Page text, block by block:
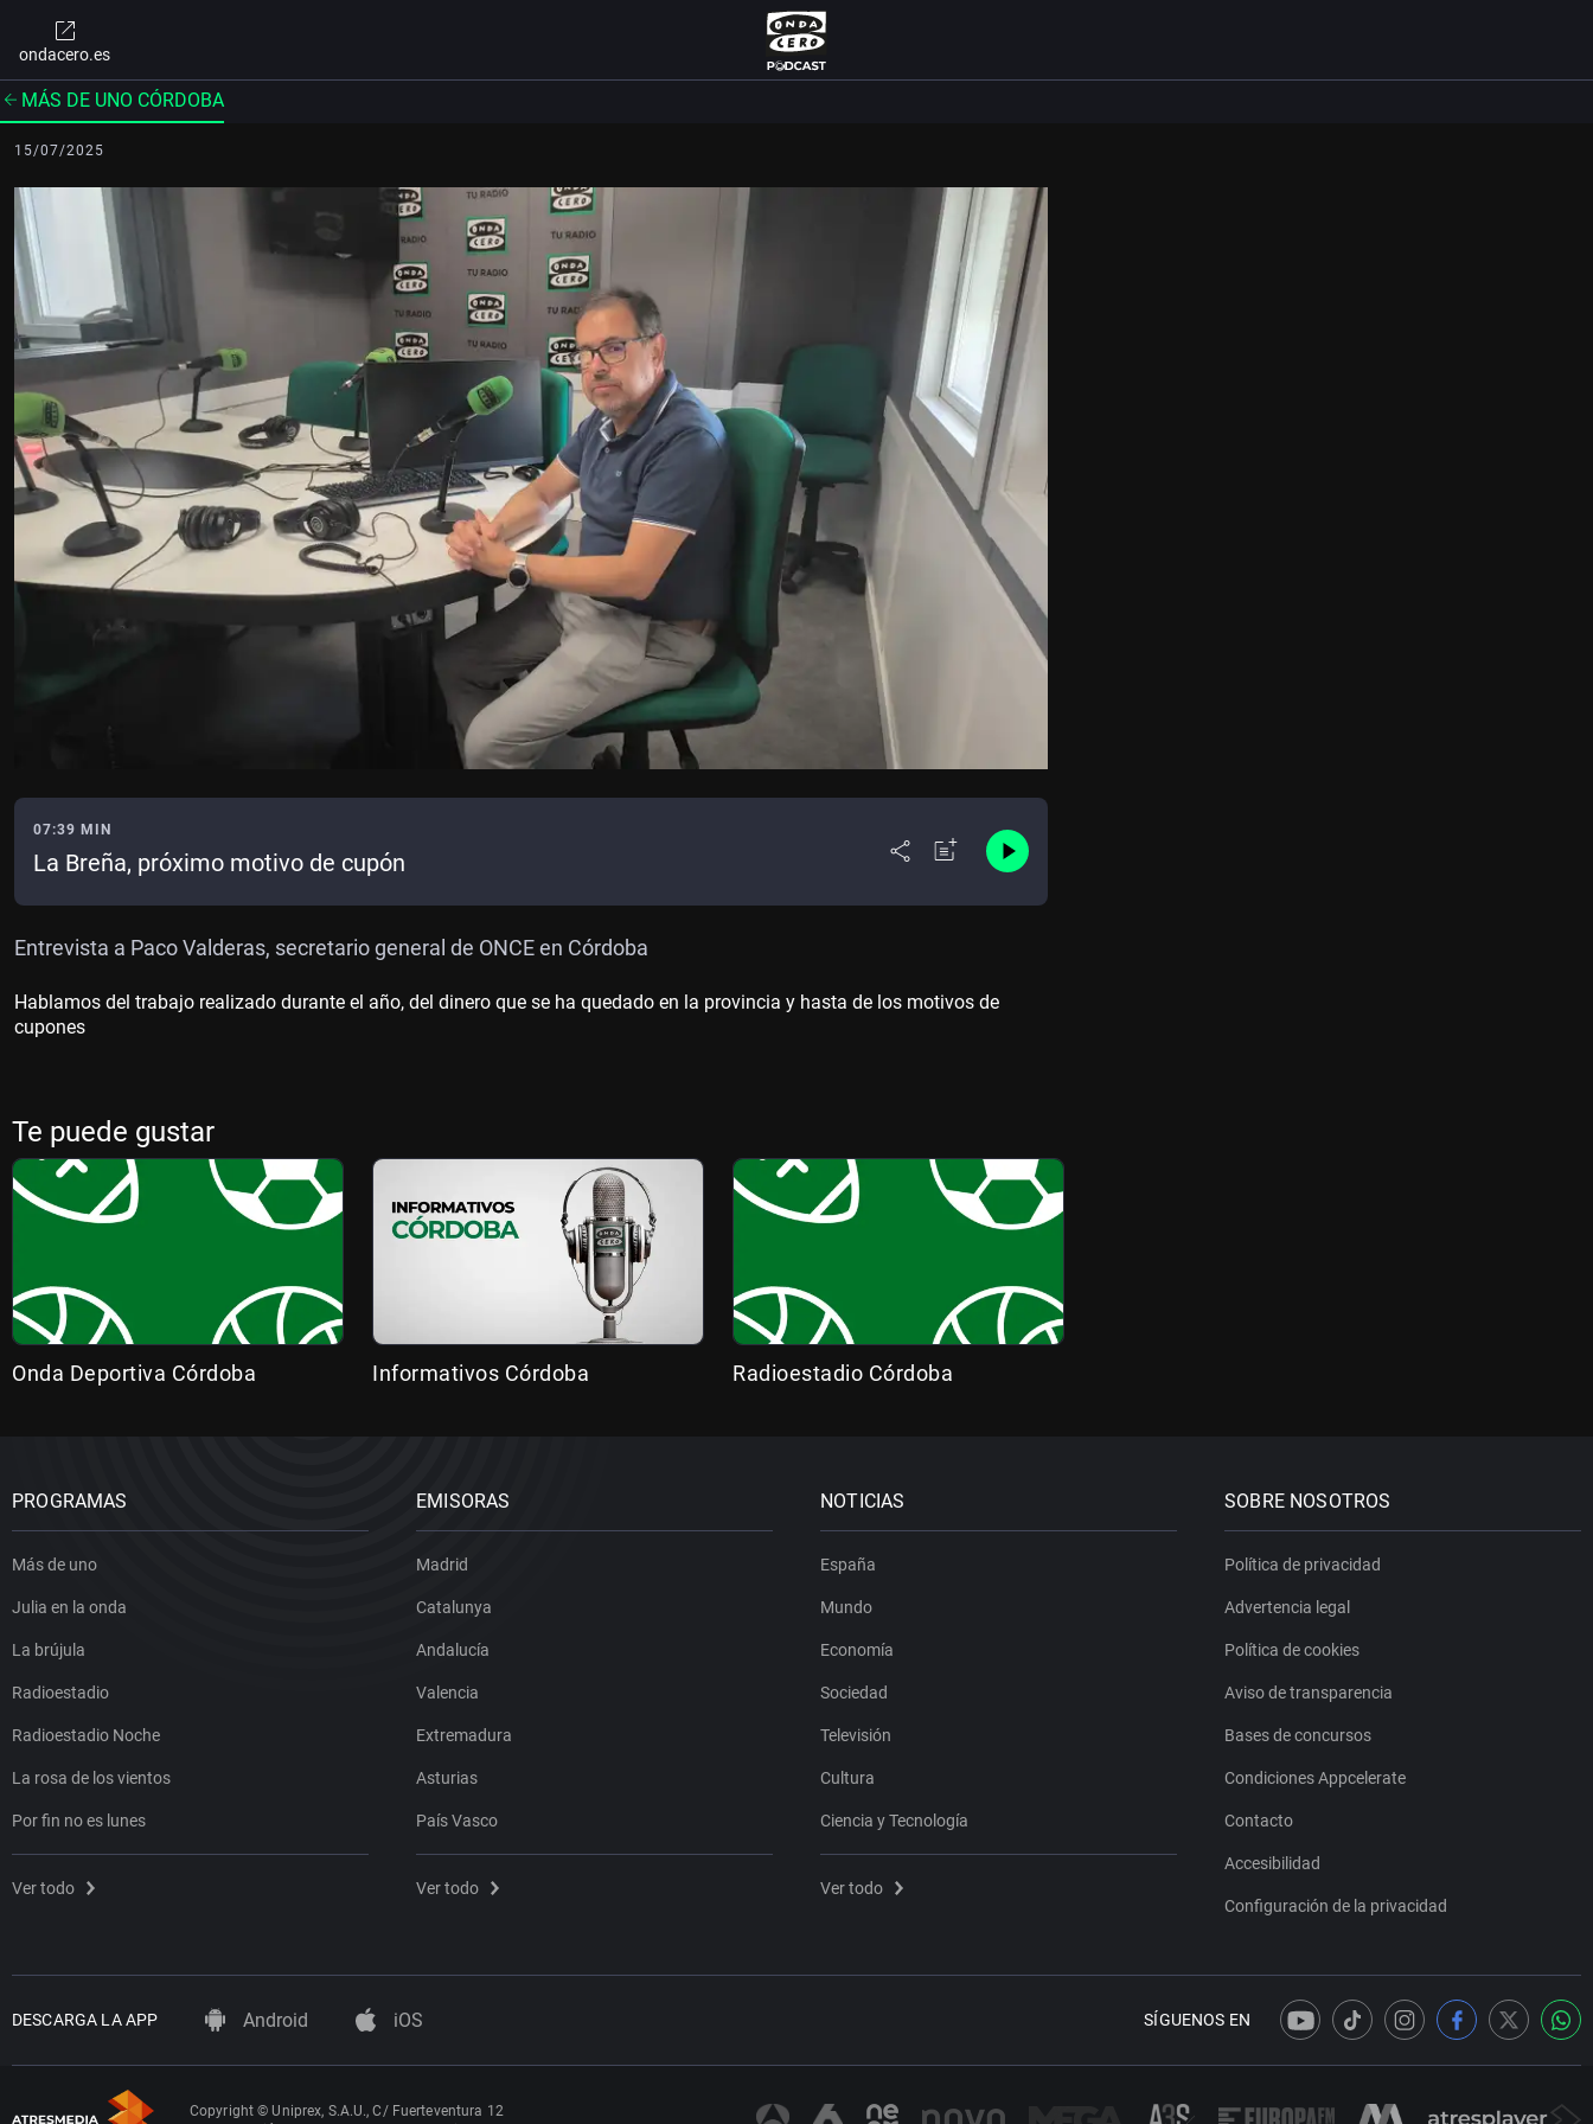
ondacero.es
MÁS DE UNO CÓRDOBA
15/07/2025
07:39 MIN
La Breña, próximo motivo de cupón
Entrevista a Paco Valderas, secretario general de ONCE en Córdoba
Hablamos del trabajo realizado durante el año, del dinero que se ha quedado en la provincia y hasta de los motivos de
cupones
Te puede gustar
Onda Deportiva Córdoba Informativos Córdoba Radioestadio Córdoba
PROGRAMAS
Más de uno
Julia en la onda
La brújula
Radioestadio
Radioestadio Noche
La rosa de los vientos
Por fin no es lunes
Ver todo
EMISORAS
Madrid
Catalunya
Andalucía
Valencia
Extremadura
Asturias
País Vasco
Ver todo
NOTICIAS
España
Mundo
Economía
Sociedad
Televisión
Cultura
Ciencia y Tecnología
Ver todo
SOBRE NOSOTROS
Política de privacidad
Advertencia legal
Política de cookies
Aviso de transparencia
Bases de concursos
Condiciones Appcelerate
Contacto
Accesibilidad
Configuración de la privacidad
DESCARGA LA APP Android iOS SÍGUENOS EN
Copyright © Uniprex, S.A.U., C/ Fuerteventura 12